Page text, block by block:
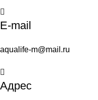
E-mail
aqualife-m@mail.ru
Адрес